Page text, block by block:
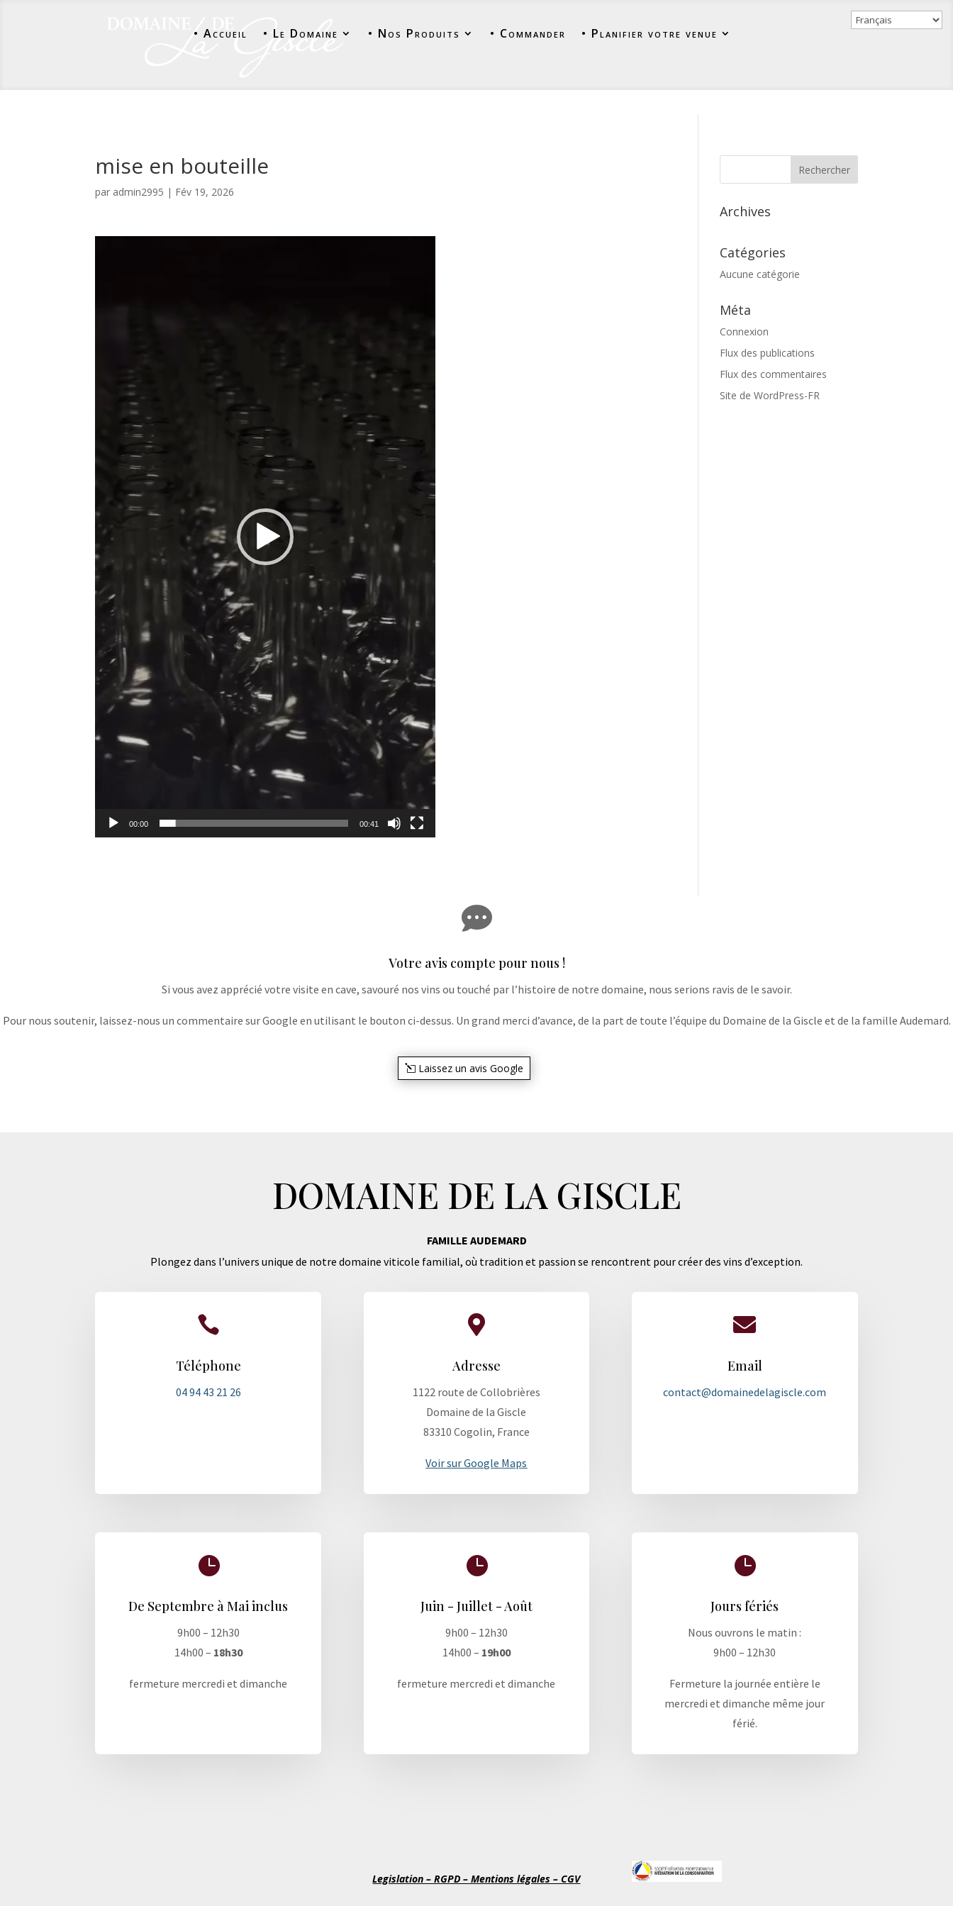
• Accueil • Le Domaine • Nos Produits • Commander • Planifier votre venue
mise en bouteille
par admin2995 | Fév 19, 2026
00:00 00:41
Archives
Catégories
Aucune catégorie
Méta
Connexion
Flux des publications
Flux des commentaires
Site de WordPress-FR

Votre avis compte pour nous !
Si vous avez apprécié votre visite en cave, savouré nos vins ou touché par l’histoire de notre domaine, nous serions ravis de le savoir.
Pour nous soutenir, laissez-nous un commentaire sur Google en utilisant le bouton ci-dessus. Un grand merci d’avance, de la part de toute l’équipe du Domaine de la Giscle et de la famille Audemard.
Laissez un avis Google
DOMAINE DE LA GISCLE
FAMILLE AUDEMARD
Plongez dans l’univers unique de notre domaine viticole familial, où tradition et passion se rencontrent pour créer des vins d’exception.

Téléphone
04 94 43 21 26

Adresse
1122 route de Collobrières
Domaine de la Giscle
83310 Cogolin, France
Voir sur Google Maps

Email
contact@domainedelagiscle.com

De Septembre à Mai inclus
9h00 – 12h30
14h00 – 18h30
fermeture mercredi et dimanche

Juin - Juillet - Août
9h00 – 12h30
14h00 – 19h00
fermeture mercredi et dimanche

Jours fériés
Nous ouvrons le matin :
9h00 – 12h30
Fermeture la journée entière le
mercredi et dimanche même jour
férié.
Legislation – RGPD – Mentions légales – CGV